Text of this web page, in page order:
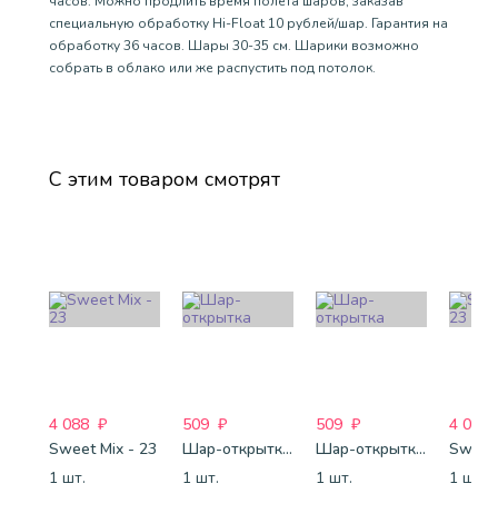
специальную обработку Hi-Float 10 рублей/шар. Гарантия на
обработку 36 часов. Шары 30-35 см. Шарики возможно
собрать в облако или же распустить под потолок.
С этим товаром смотрят
4 088 ₽
Sweet Mix - 23
1 шт.
509 ₽
Шар-открытка "Сердце" (45 см) - 2
1 шт.
509 ₽
Шар-открытка "Звезда" (45 см) - 1
1 шт.
4 088
1 шт.